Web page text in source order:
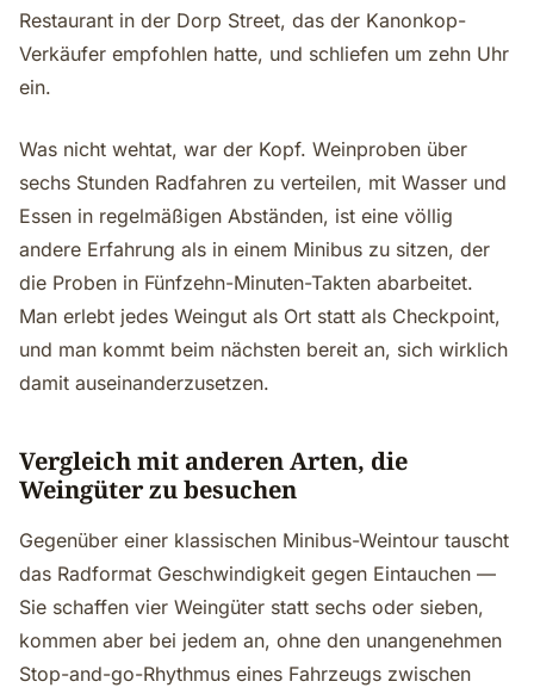
Restaurant in der Dorp Street, das der Kanonkop-
Verkäufer empfohlen hatte, und schliefen um zehn Uhr
ein.
Was nicht wehtat, war der Kopf. Weinproben über
sechs Stunden Radfahren zu verteilen, mit Wasser und
Essen in regelmäßigen Abständen, ist eine völlig
andere Erfahrung als in einem Minibus zu sitzen, der
die Proben in Fünfzehn-Minuten-Takten abarbeitet.
Man erlebt jedes Weingut als Ort statt als Checkpoint,
und man kommt beim nächsten bereit an, sich wirklich
damit auseinanderzusetzen.
Vergleich mit anderen Arten, die
Weingüter zu besuchen
Gegenüber einer klassischen Minibus-Weintour tauscht
das Radformat Geschwindigkeit gegen Eintauchen —
Sie schaffen vier Weingüter statt sechs oder sieben,
kommen aber bei jedem an, ohne den unangenehmen
Stop-and-go-Rhythmus eines Fahrzeugs zwischen